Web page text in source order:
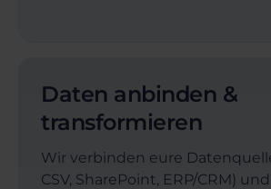
Daten anbinden &
transformieren
Wir verbinden eure
CSV, SharePoint, ERP/CRM)